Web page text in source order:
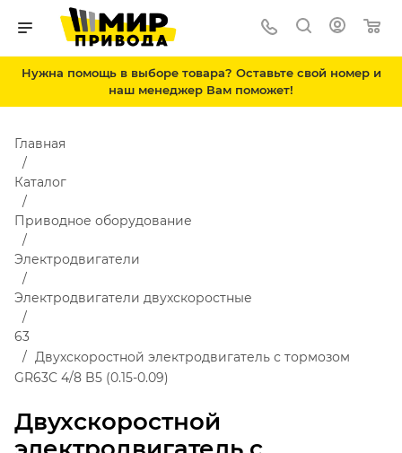
Нужна помощь в выборе товара? Оставьте свой номер и
наш менеджер Вам поможет!
Двухскоростной
Главная
Каталог
Приводное оборудование
Электродвигатели
Электродвигатели двухскоростные
63
Двухскоростной электродвигатель с тормозом
GR63C 4/8 B5 (0.15-0.09)